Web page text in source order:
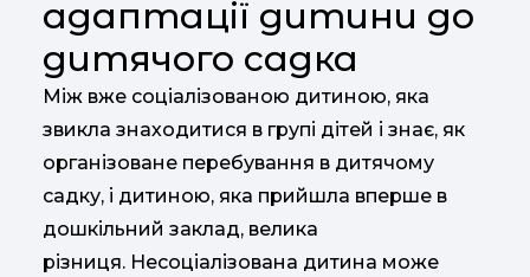
адаптації дитини до
дитячого садка
Між вже соціалізованою дитиною, яка
звикла знаходитися в групі дітей і знає, як
організоване перебування в дитячому
садку, і дитиною, яка прийшла вперше в
дошкільний заклад, велика
різниця. Несоціалізована дитина може